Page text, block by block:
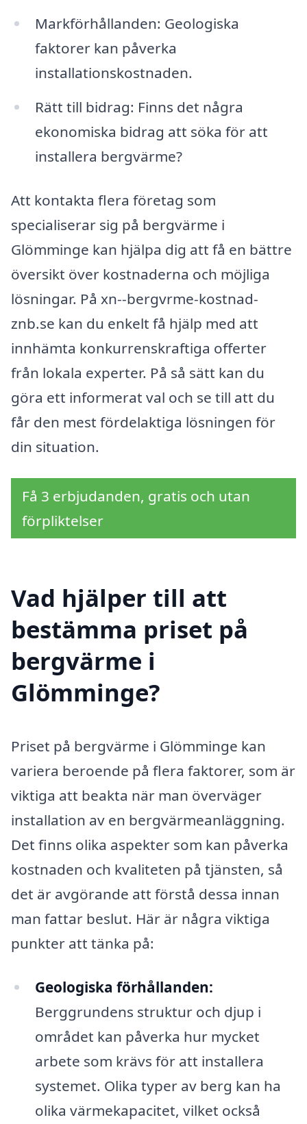
Markförhållanden: Geologiska
faktorer kan påverka
installationskostnaden.
Rätt till bidrag: Finns det några
ekonomiska bidrag att söka för att
installera bergvärme?
Att kontakta flera företag som
specialiserar sig på bergvärme i
Glömminge kan hjälpa dig att få en bättre
översikt över kostnaderna och möjliga
lösningar. På xn--bergvrme-kostnad-
znb.se kan du enkelt få hjälp med att
innhämta konkurrenskraftiga offerter
från lokala experter. På så sätt kan du
göra ett informerat val och se till att du
får den mest fördelaktiga lösningen för
din situation.
Få 3 erbjudanden, gratis och utan
förpliktelser
Vad hjälper till att
bestämma priset på
bergvärme i
Glömminge?
Priset på bergvärme i Glömminge kan
variera beroende på flera faktorer, som är
viktiga att beakta när man överväger
installation av en bergvärmeanläggning.
Det finns olika aspekter som kan påverka
kostnaden och kvaliteten på tjänsten, så
det är avgörande att förstå dessa innan
man fattar beslut. Här är några viktiga
punkter att tänka på:
Geologiska förhållanden:
Berggrundens struktur och djup i
området kan påverka hur mycket
arbete som krävs för att installera
systemet. Olika typer av berg kan ha
olika värmekapacitet, vilket också